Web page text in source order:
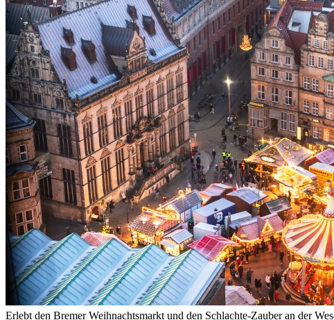
Erlebt den Bremer Weihnachtsmarkt und den Schlachte-Zauber an der